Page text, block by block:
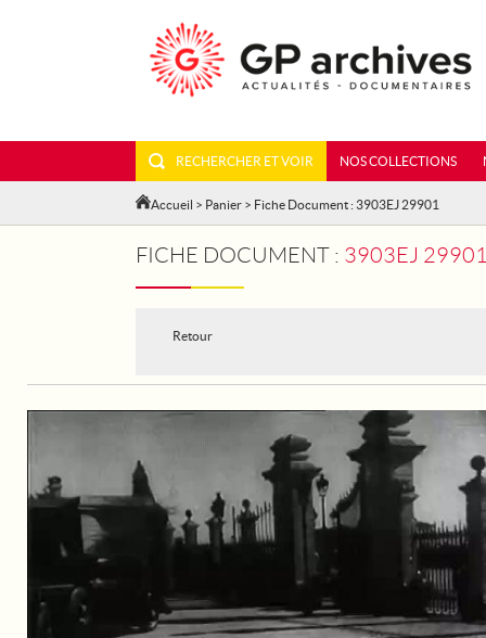
RECHERCHER ET VOIR NOS COLLECTIONS
Accueil > Panier > Fiche Document : 3903EJ 29901
FICHE DOCUMENT : 3903EJ 29901 - ESPAGNE. A
Retour